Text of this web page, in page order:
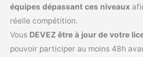
équipes dépassant ces niveaux
réelle compétition.
Vous DEVEZ être à jour de votre
pouvoir participer au moins 48h